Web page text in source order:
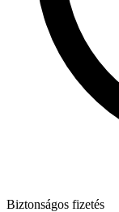
Biztonságos fizetés